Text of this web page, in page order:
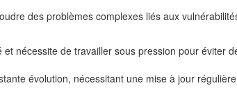
des problèmes complexes liés aux
nécessite de travailler sous pression pour éviter
évolution, nécessitant une mise à jour